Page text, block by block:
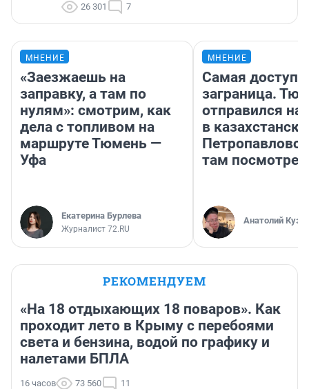
26 301 7
МНЕНИЕ
«Заезжаешь на
заправку, а там по
нулям»: смотрим, как
дела с топливом на
маршруте Тюмень —
Уфа
Екатерина Бурлева
Журналист 72.RU
МНЕНИЕ
Самая
заграница.
отправился
в
там
Анатолий
РЕКОМЕНДУЕМ
«На 18 отдыхающих 18 поваров». Как
проходит лето в Крыму с перебоями
света и бензина, водой по графику и
налетами БПЛА
16 часов 73 560 11